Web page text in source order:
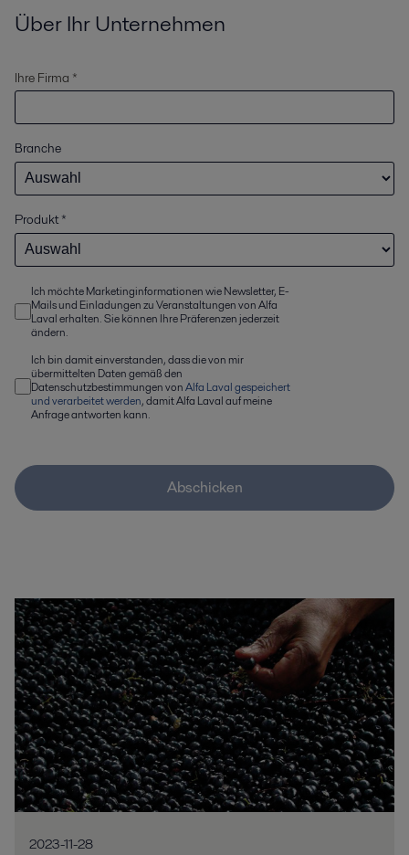
Über Ihr Unternehmen
Ihre Firma *
Branche
Produkt*
Ich möchte Marketinginformationen wie Newsletter, E-
Mails und Einladungen zu Veranstaltungen von Alfa
Laval erhalten. Sie können Ihre Präferenzen jederzeit
ändern.
Ich bin damit einverstanden, dass die von mir
übermittelten Daten gemäß den
Datenschutzbestimmungen vonAlfa Laval gespeichert
und verarbeitet werden, damit Alfa Laval auf meine
Anfrage antworten kann.
Abschicken
2023-11-28